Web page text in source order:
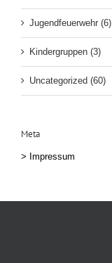
Jugendfeuerwehr (6)
Kindergruppen (3)
Uncategorized (60)
Meta
> Impressum